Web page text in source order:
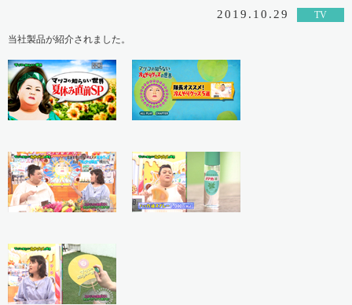
2019.10.29 TV
当社製品が紹介されました。